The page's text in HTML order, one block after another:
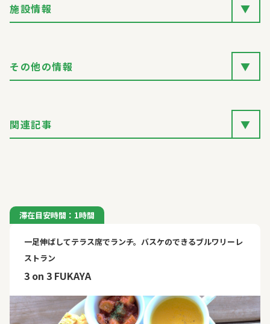
施設情報 ▼
その他の情報 ▼
関連記事 ▼
滞在目安時間：1時間
一足伸ばしてテラス席でランチ。バスケのできるブルワリーレ
ストラン
3 on 3 FUKAYA